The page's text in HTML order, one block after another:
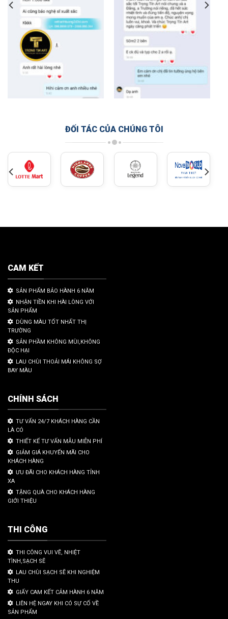
ĐỐI TÁC CỦA CHÚNG TÔI
CAM KẾT
SẢN PHẨM BẢO HÀNH 6 NĂM
NHẬN TIỀN KHI HÀI LÒNG VỚI
SẢN PHẨM
DÙNG MÀU TỐT NHẤT THỊ
TRƯỜNG
SẢN PHẦM KHÔNG MÙI,KHÔNG
ĐỘC HẠI
LAU CHÙI THOẢI MÁI KHÔNG SỢ
BAY MÀU
CHÍNH SÁCH
TƯ VẤN 24/7 KHÁCH HÀNG CẦN
LÀ CÓ
THIẾT KẾ TƯ VẤN MẪU MIỄN PHÍ
GIẢM GIÁ KHUYẾN MÃI CHO
KHÁCH HÀNG
ƯU ĐÃI CHO KHÁCH HÀNG TỈNH
XA
TẶNG QUÀ CHO KHÁCH HÀNG
GIỚI THIỆU
THI CÔNG
THI CÔNG VUI VẼ, NHIỆT
TÌNH,SẠCH SẼ
LAU CHÙI SẠCH SẼ KHI NGHIỆM
THU
GIẤY CAM KẾT CẢM HÀNH 6 NĂM
LIÊN HỆ NGAY KHI CÓ SỰ CỐ VỀ
SẢN PHẨM